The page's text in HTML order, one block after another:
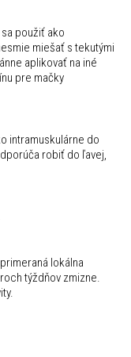
použiť ako
miešať s tekutými
aplikovať na iné
pre mačky
intramuskulárne do
robiť do ľavej,
lokálna
týždňov zmizne.